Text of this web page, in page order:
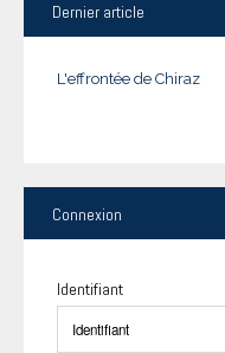
Dernier article
L'effrontée de Chiraz
Connexion
Identifiant